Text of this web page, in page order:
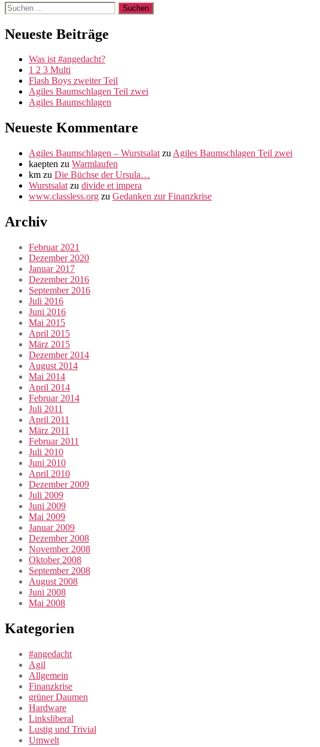
Suche
nach:
Neueste Beiträge
Was ist #angedacht?
1 2 3 Multi
Flash Boys zweiter Teil
Agiles Baumschlagen Teil zwei
Agiles Baumschlagen
Neueste Kommentare
Agiles Baumschlagen – Wurstsalat zu Agiles Baumschlagen Teil zwei
kaepten zu Warmlaufen
km zu Die Büchse der Ursula…
Wurstsalat zu divide et impera
www.classless.org zu Gedanken zur Finanzkrise
Archiv
Februar 2021
Dezember 2020
Januar 2017
Dezember 2016
September 2016
Juli 2016
Juni 2016
Mai 2015
April 2015
März 2015
Dezember 2014
August 2014
Mai 2014
April 2014
Februar 2014
Juli 2011
April 2011
März 2011
Februar 2011
Juli 2010
Juni 2010
April 2010
Dezember 2009
Juli 2009
Juni 2009
Mai 2009
Januar 2009
Dezember 2008
November 2008
Oktober 2008
September 2008
August 2008
Juni 2008
Mai 2008
Kategorien
#angedacht
Agil
Allgemein
Finanzkrise
grüner Daumen
Hardware
Linksliberal
Lustig und Trivial
Umwelt